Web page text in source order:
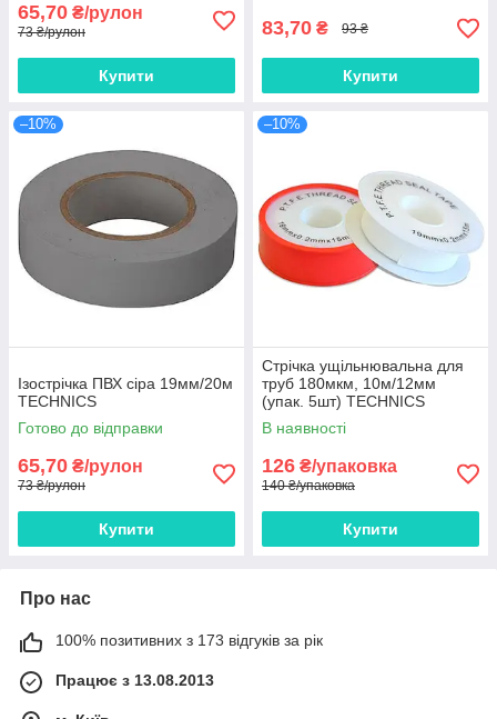
65,70 ₴/рулон
73 ₴/рулон
Купити
83,70 ₴ 93 ₴
Купити
–10%
Ізострічка ПВХ сіра 19мм/20м
TECHNICS
Готово до відправки
65,70 ₴/рулон
73 ₴/рулон
Купити
–10%
Стрічка ущільнювальна для
труб 180мкм, 10м/12мм
(упак. 5шт) TECHNICS
В наявності
126 ₴/упаковка
140 ₴/упаковка
Купити
Про нас
100% позитивних з 173 відгуків за рік
Працює з 13.08.2013